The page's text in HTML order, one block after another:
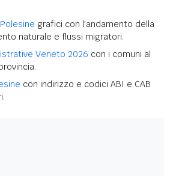
grafici con l'andamento della
naturale e flussi migratori.
Veneto 2026 con i comuni al
con indirizzo e codici ABI e CAB